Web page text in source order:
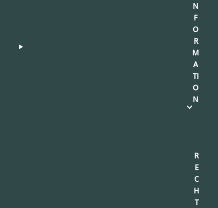
N
F
O
R
M
A
TI
O
N
R
E
C
H
T